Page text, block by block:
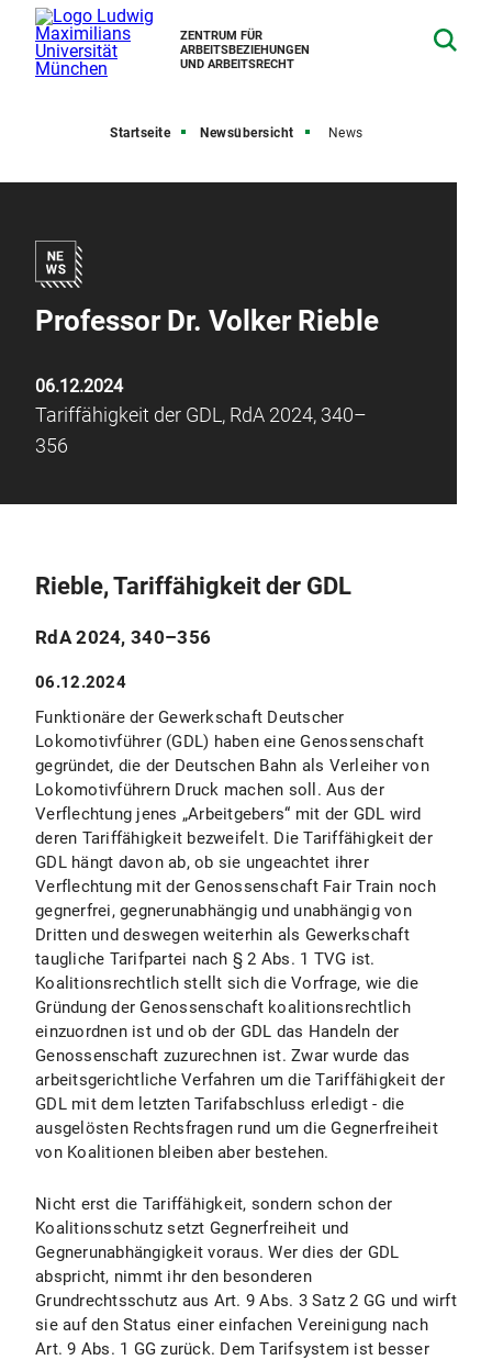
ZENTRUM FÜR
ARBEITSBEZIEHUNGEN
UND ARBEITSRECHT
Startseite Newsübersicht News
Professor Dr. Volker Rieble
06.12.2024
Tariffähigkeit der GDL, RdA 2024, 340–
356
Rieble, Tariffähigkeit der GDL
RdA 2024, 340–356
06.12.2024
Funktionäre der Gewerkschaft Deutscher
Lokomotivführer (GDL) haben eine Genossenschaft
gegründet, die der Deutschen Bahn als Verleiher von
Lokomotivführern Druck machen soll. Aus der
Verflechtung jenes „Arbeitgebers“ mit der GDL wird
deren Tariffähigkeit bezweifelt. Die Tariffähigkeit der
GDL hängt davon ab, ob sie ungeachtet ihrer
Verflechtung mit der Genossenschaft Fair Train noch
gegnerfrei, gegnerunabhängig und unabhängig von
Dritten und deswegen weiterhin als Gewerkschaft
taugliche Tarifpartei nach § 2 Abs. 1 TVG ist.
Koalitionsrechtlich stellt sich die Vorfrage, wie die
Gründung der Genossenschaft koalitionsrechtlich
einzuordnen ist und ob der GDL das Handeln der
Genossenschaft zuzurechnen ist. Zwar wurde das
arbeitsgerichtliche Verfahren um die Tariffähigkeit der
GDL mit dem letzten Tarifabschluss erledigt - die
ausgelösten Rechtsfragen rund um die Gegnerfreiheit
von Koalitionen bleiben aber bestehen.
Nicht erst die Tariffähigkeit, sondern schon der
Koalitionsschutz setzt Gegnerfreiheit und
Gegnerunabhängigkeit voraus. Wer dies der GDL
abspricht, nimmt ihr den besonderen
Grundrechtsschutz aus Art. 9 Abs. 3 Satz 2 GG und wirft
sie auf den Status einer einfachen Vereinigung nach
Art. 9 Abs. 1 GG zurück. Dem Tarifsystem ist besser